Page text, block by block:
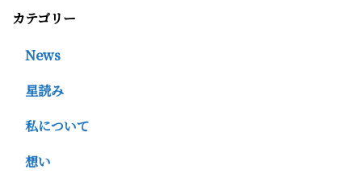
カテゴリー
News
星読み
私について
想い